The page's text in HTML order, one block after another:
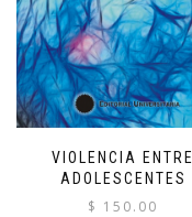
VIOLENCIA ENTRE
ADOLESCENTES
$ 150.00